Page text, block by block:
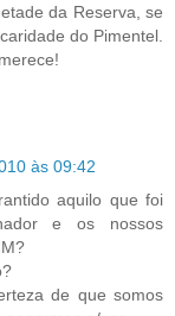
da Reserva, se
do Pimentel.
às 09:42
aquilo que foi
e os nossos
de que somos